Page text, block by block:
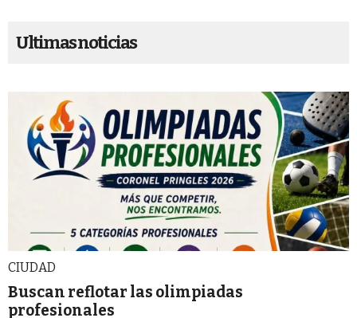
Ultimas noticias
CIUDAD
Buscan reflotar las olimpiadas
profesionales